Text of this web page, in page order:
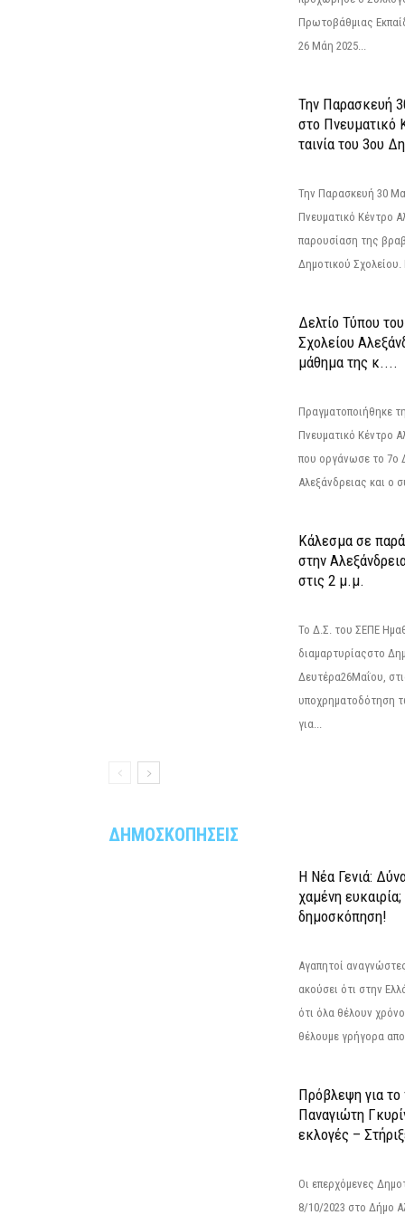
Πρωτοβάθμιας
26 Μάη 2025...
Την Παρασκευή
στο Πνευματικό
ταινία του 3ου
Την Παρασκευή 30
Πνευματικό Κέντρο
παρουσίαση της
Δημοτικού Σχολείου.
Δελτίο Τύπου
Σχολείου
μάθημα της κ....
Πραγματοποιήθηκε
Πνευματικό Κέντρο
που οργάνωσε το 7ο
Αλεξάνδρειας και ο
Κάλεσμα σε
στην
στις 2 μ.μ.
Το Δ.Σ. του ΣΕΠΕ
διαμαρτυρίαςστο
Δευτέρα26Μαΐου,
υποχρηματοδότηση
για...
ΔΗΜΟΣΚΟΠΗΣΕΙΣ
Η Νέα Γενιά:
χαμένη
δημοσκόπηση!
Αγαπητοί
ακούσει ότι στην
ότι όλα θέλουν
θέλουμε γρήγορα
Πρόβλεψη για
Παναγιώτη
εκλογές –
Οι επερχόμενες
8/10/2023 στο Δήμο